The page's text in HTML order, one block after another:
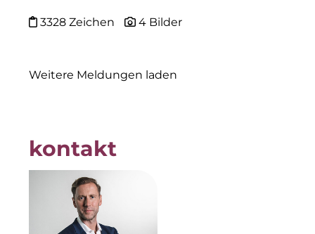
Initiative Central Quartier
KERNenergie
Kollitsch Invest
3328 Zeichen 4 Bilder
Weitere Meldungen laden
kontakt